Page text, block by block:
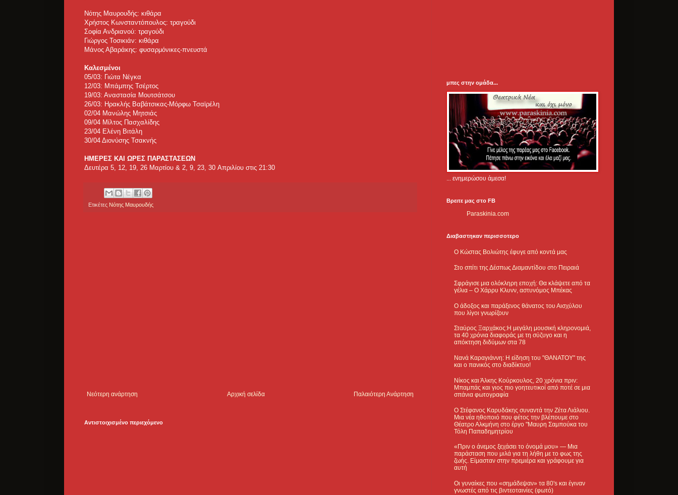
Νότης Μαυρουδής: κιθάρα
Χρήστος Κωνσταντόπουλος: τραγούδι
Σοφία Ανδριανού: τραγούδι
Γιώργος Τοσικιάν: κιθάρα
Μάνος Αβαράκης: φυσαρμόνικες-πνευστά
Καλεσμένοι
05/03: Γιώτα Νέγκα
12/03: Μπάμπης Τσέρτος
19/03: Αναστασία Μουτσάτσου
26/03: Ηρακλής Βαβάτσικας-Μόρφω Τσαϊρέλη
02/04 Μανώλης Μητσιάς
09/04 Μίλτος Πασχαλίδης
23/04 Ελένη Βιτάλη
30/04 Διονύσης Τσακνής
ΗΜΕΡΕΣ ΚΑΙ ΩΡΕΣ ΠΑΡΑΣΤΑΣΕΩΝ
Δευτέρα 5, 12, 19, 26 Μαρτίου & 2, 9, 23, 30 Aπριλίου στις 21:30
Ετικέτες Νότης Μαυρουδής
Νεότερη ανάρτηση Παλαιότερη Ανάρτηση
Αρχική σελίδα
Αντιστοιχισμένο περιεχόμενο
μπες στην ομάδα...
... ενημερώσου άμεσα!
Βρειτε μας στο FB
Paraskinia.com
Διαβαστηκαν περισσοτερο
Ο Κώστας Βολιώτης έφυγε από κοντά μας
Στο σπίτι της Δέσπως Διαμαντίδου στο Πειραιά
Σφράγισε μια ολόκληρη εποχή: Θα κλάψετε από τα
γέλια – Ο Χάρρυ Κλυνν, αστυνόμος Μπέκας
Ο άδοξος και παράξενος θάνατος του Αισχύλου
που λίγοι γνωρίζουν
Σταύρος Ξαρχάκος:Η μεγάλη μουσική κληρονομιά,
τα 40 χρόνια διαφοράς με τη σύζυγο και η
απόκτηση διδύμων στα 78
Νανά Καραγιάννη: Η είδηση του "ΘΑΝΑΤΟΥ" της
και ο πανικός στο διαδίκτυο!
Νίκος και Άλκης Κούρκουλος, 20 χρόνια πριν:
Μπαμπάς και γιος πιο γοητευτικοί από ποτέ σε μια
σπάνια φωτογραφία
Ο Στέφανος Καρυδάκης συναντά την Ζέτα Λιάλιου.
Μια νέα ηθοποιό που φέτος την βλέπουμε στο
Θέατρο Αλκμήνη στο έργο "Μαυρη Σαμπούκα του
Τόλη Παπαδημητρίου
«Πριν ο άνεμος ξεχάσει το όνομά μου» — Μια
παράσταση που μιλά για τη λήθη με το φως της
ζωής. Είμασταν στην πρεμιέρα και γράφουμε για
αυτή
Οι γυναίκες που «σημάδεψαν» τα 80's και έγιναν
γνωστές από τις βιντεοταινίες (φωτό)